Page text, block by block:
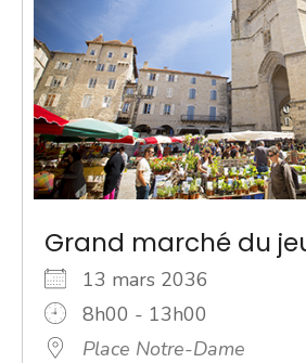
Grand marché du
13 mars 2036
8h00 - 13h00
Place Notre-Dame